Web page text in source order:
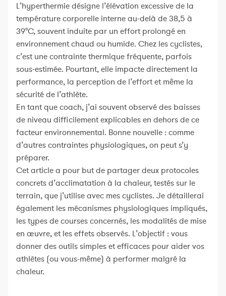
L’hyperthermie désigne l’élévation excessive de la
température corporelle interne au-delà de 38,5 à
39°C, souvent induite par un effort prolongé en
environnement chaud ou humide. Chez les cyclistes,
c’est une contrainte thermique fréquente, parfois
sous-estimée. Pourtant, elle impacte directement la
performance, la perception de l’effort et même la
sécurité de l’athlète.
En tant que coach, j’ai souvent observé des baisses
de niveau difficilement explicables en dehors de ce
facteur environnemental. Bonne nouvelle : comme
d’autres contraintes physiologiques, on peut s’y
préparer.
Cet article a pour but de partager deux protocoles
concrets d’acclimatation à la chaleur, testés sur le
terrain, que j’utilise avec mes cyclistes. Je détaillerai
également les mécanismes physiologiques impliqués,
les types de courses concernés, les modalités de mise
en œuvre, et les effets observés. L’objectif : vous
donner des outils simples et efficaces pour aider vos
athlètes (ou vous-même) à performer malgré la
chaleur.